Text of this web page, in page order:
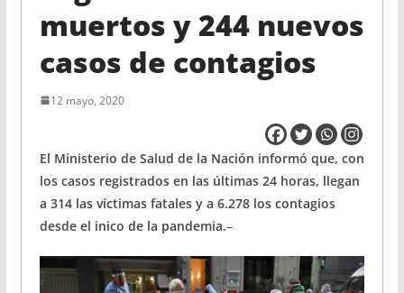
muertos y 244 nuevos
casos de contagios
12 mayo, 2020
El Ministerio de Salud de la Nación informó que, con
los casos registrados en las últimas 24 horas, llegan
a 314 las víctimas fatales y a 6.278 los contagios
desde el inico de la pandemia.–